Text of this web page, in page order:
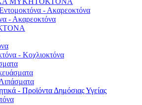
- Ακαρεοκτόνα
- Ακαρεοκτόνα
- Κοχλιοκτόνα
- Προϊόντα Δημόσιας Υγείας